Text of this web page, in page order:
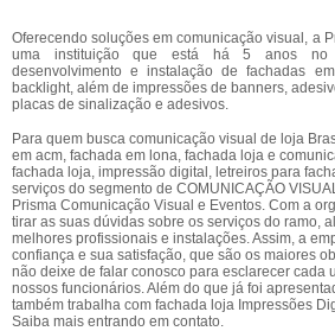
Oferecendo soluções em comunicação visual, a
uma instituição que está há 5 anos no
desenvolvimento e instalação de fachadas
backlight, além de impressões de banners,
placas de sinalização e adesivos.
Para quem busca comunicação visual de loja
em acm, fachada em lona, fachada loja e
fachada loja, impressão digital, letreiros para
serviços do segmento de COMUNICAÇÃO
Prisma Comunicação Visual e Eventos. Com a
tirar as suas dúvidas sobre os serviços do ramo,
melhores profissionais e instalações. Assim, a
confiança e sua satisfação, que são os maiores
não deixe de falar conosco para esclarecer cada
nossos funcionários. Além do que já foi
também trabalha com fachada loja Impressões
Saiba mais entrando em contato.